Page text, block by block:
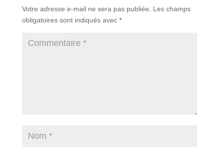
Votre adresse e-mail ne sera pas publiée.
Les champs
obligatoires sont indiqués avec *